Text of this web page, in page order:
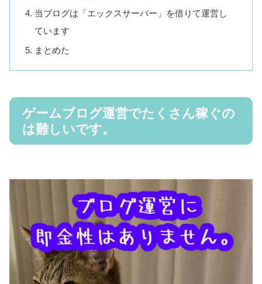
当ブログは「エックスサーバー」を借りて運営し
ています
まとめた
ゲームブログ運営でたくさん稼ぐの
は難しいです。